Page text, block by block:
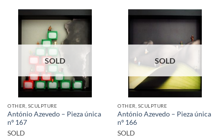
SOLD
OTHER, SCULPTURE
António Azevedo – Pieza única
nº 167
SOLD
SOLD
OTHER, SCULPTURE
António Azevedo – Pieza única
nº 166
SOLD